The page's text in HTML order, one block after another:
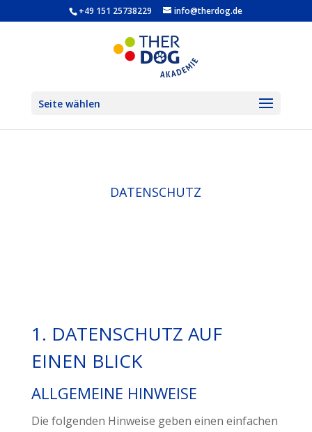
+49 151 25738229 info@therdog.de
Seite wählen
DATENSCHUTZ
1. DATENSCHUTZ AUF
EINEN BLICK
ALLGEMEINE HINWEISE
Die folgenden Hinweise geben einen einfachen